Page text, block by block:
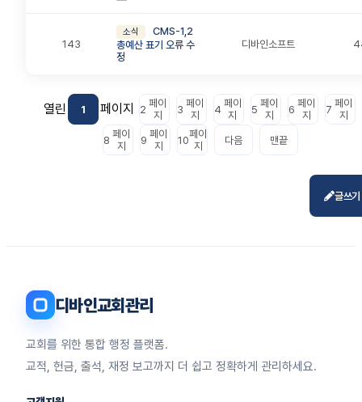
143
소식
CMS-1,2
총예산 표기 오류 수
정
디바인소프트
열린 1 페이지 2 페이
지
3 페이
지
4 페이
지
5 페이
지
6 페이
지
7 페이
지
8 페이
지
9 페이
지
10페이
지
다음 맨끝
글쓰기
디바인교회관리
교회를 위한 통합 행정 플랫폼.
교적, 헌금, 출석, 재정 보고까지 더 쉽고 정확하게 관리하세요.